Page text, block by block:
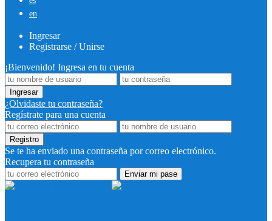
en
Ingresar
Registrarse / Unirse
¡Bienvenido! Ingresa en tu cuenta
¿Olvidaste tu contraseña?
Regístrate para una cuenta
Se te ha enviado una contraseña por correo electrónico.
Recupera tu contraseña